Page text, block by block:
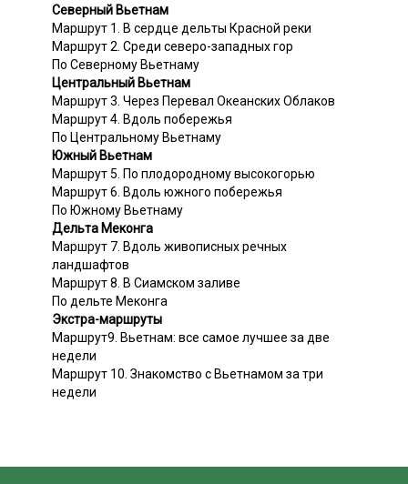
Северный Вьетнам
Маршрут 1. В сердце дельты Красной реки
Маршрут 2. Среди северо-западных гор
По Северному Вьетнаму
Центральный Вьетнам
Маршрут 3. Через Перевал Океанских Облаков
Маршрут 4. Вдоль побережья
По Центральному Вьетнаму
Южный Вьетнам
Маршрут 5. По плодородному высокогорью
Маршрут 6. Вдоль южного побережья
По Южному Вьетнаму
Дельта Меконга
Маршрут 7. Вдоль живописных речных
ландшафтов
Маршрут 8. В Сиамском заливе
По дельте Меконга
Экстра-маршруты
Маршрут9. Вьетнам: все самое лучшее за две
недели
Маршрут 10. Знакомство с Вьетнамом за три
недели